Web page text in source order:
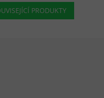
PRODUKTY